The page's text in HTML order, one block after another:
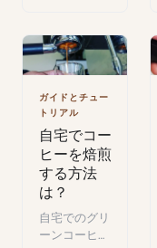
う。この素晴
らしい飲み物
について自由
場所です。
ガイドとチュー
トリアル
自宅でコー
ヒーを焙煎
する方法
は？
自宅でのグリ
ーンコーヒー